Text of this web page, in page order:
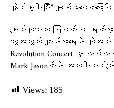
နိုင်ခဲ့ပါပြီ” ချစ်သုဝေကပြော
ချစ်သုဝေက ဩဂုတ် ၈ ရက်မှာ
တွေအတွက် ကျန်းမာရေးနဲ့ လိုအ
Revolution Concert မှာ လင်
Mark Jasonတို့နဲ့ အတူပါဝင်ဖျော်
Views: 185